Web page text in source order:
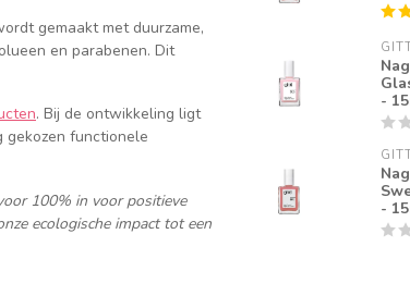
gemaakt met duurzame,
en parabenen. Dit
. Bij de ontwikkeling ligt
gekozen functionele
100% in voor positieve
ecologische impact tot een
-
-